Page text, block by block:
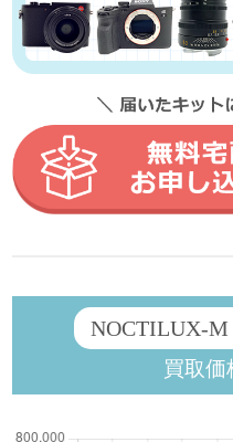
NOCTILUX-M
買取価